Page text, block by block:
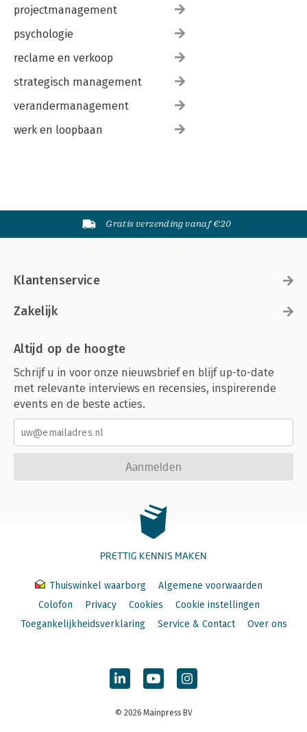
projectmanagement
psychologie
reclame en verkoop
strategisch management
verandermanagement
werk en loopbaan
Gratis verzending vanaf €20
Klantenservice
Zakelijk
Altijd op de hoogte
Schrijf u in voor onze nieuwsbrief en blijf up-to-date
met relevante interviews en recensies, inspirerende
events en de beste acties.
Aanmelden
PRETTIG KENNIS MAKEN
Thuiswinkel waarborg
Algemene voorwaarden
Colofon
Privacy Cookies
Cookie instellingen
Toegankelijkheidsverklaring
Service & Contact Over ons
© 2026 Mainpress BV